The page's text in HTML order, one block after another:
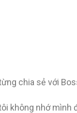
chia sẻ với
không nhớ mình